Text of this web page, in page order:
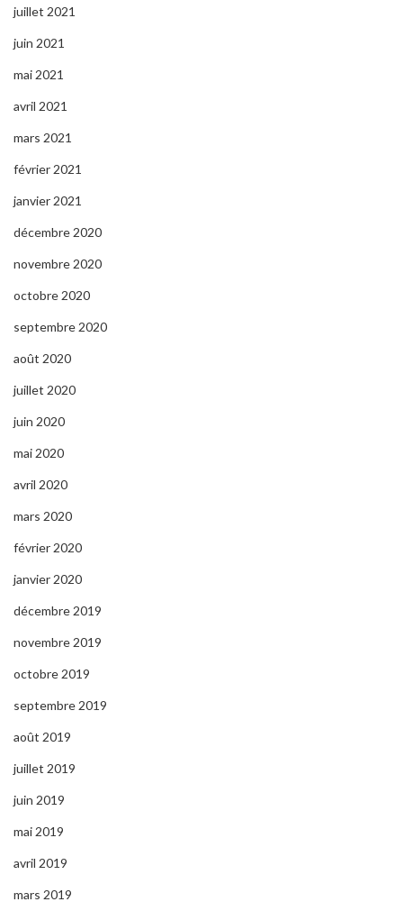
juillet 2021
juin 2021
mai 2021
avril 2021
mars 2021
février 2021
janvier 2021
décembre 2020
novembre 2020
octobre 2020
septembre 2020
août 2020
juillet 2020
juin 2020
mai 2020
avril 2020
mars 2020
février 2020
janvier 2020
décembre 2019
novembre 2019
octobre 2019
septembre 2019
août 2019
juillet 2019
juin 2019
mai 2019
avril 2019
mars 2019